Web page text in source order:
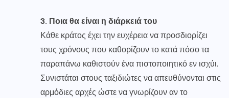
3. Ποια θα είναι η διάρκειά του
Κάθε κράτος έχει την ευχέρεια να προσδιορίζει
τους χρόνους που καθορίζουν το κατά πόσο τα
παραπάνω καθιστούν ένα πιστοποιητικό εν ισχύι.
Συνιστάται στους ταξιδιώτες να απευθύνονται στις
αρμόδιες αρχές ώστε να γνωρίζουν αν το